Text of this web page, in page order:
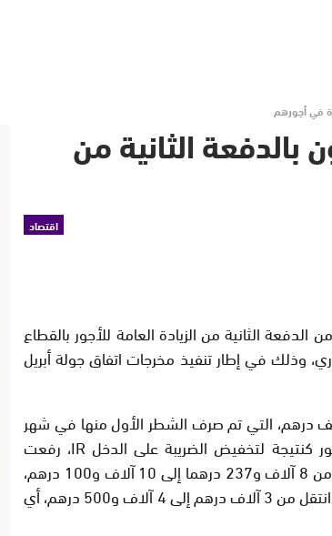
في أجورهم
الثانية من
اقتصاد
الثانية من الزيادة العامة للأجور بالقطاع
الجاري، وذلك في إطار تنفيذ مخرجات اتفاق جولة أبريل
درهم، التي تم صرف الشطر الأول منها في شهر
يوليوز المنصرم، فضلا عن الزيادات التي مست الأجور كنتيجة لتخفيض الضريبة على الدخل IR، رفعت
متوسط الأجور الصافي للموظفين في القطاع العام من 8 آلاف و237 درهما إلى 10 آلاف و100 درهم،
مشيراً إلى الحد الأدنى للأجور في الوظيفة العمومية انتقل من 3 آلاف درهم إلى 4 آلاف و500 درهم، أي